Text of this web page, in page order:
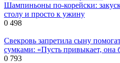
Шампиньоны по-корейски:
столу и просто к ужину
0 498
Свекровь запретила сыну
сумками: «Пусть привыкает, она
0 793